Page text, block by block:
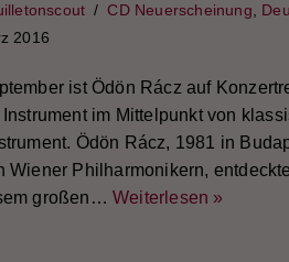
CD Neuerscheinung,
2016
ist Ödön Rácz auf
im Mittelpunkt von
Ödön Rácz, 1981 in
Wiener Philharmonikern,
großen… Weiterlesen »